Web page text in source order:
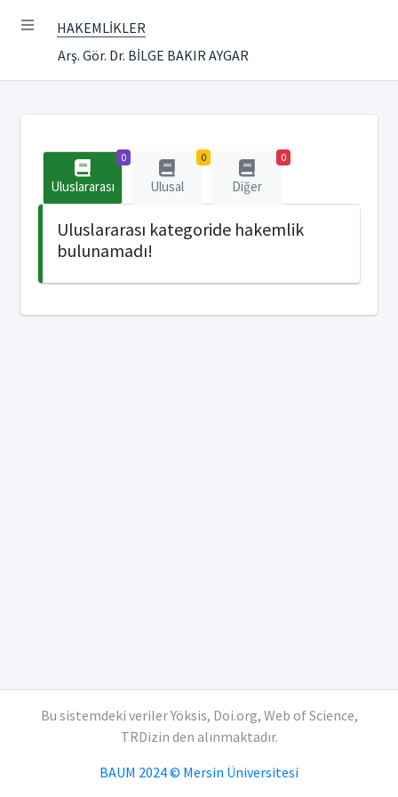
HAKEMLİKLER
Arş. Gör. Dr. BİLGE BAKIR AYGAR
0
Uluslararası
0
Ulusal
0
Diğer
Uluslararası kategoride hakemlik
bulunamadı!
Bu sistemdeki veriler Yöksis, Doi.org, Web of Science,
TRDizin den alınmaktadır.
BAUM 2024 © Mersin Üniversitesi